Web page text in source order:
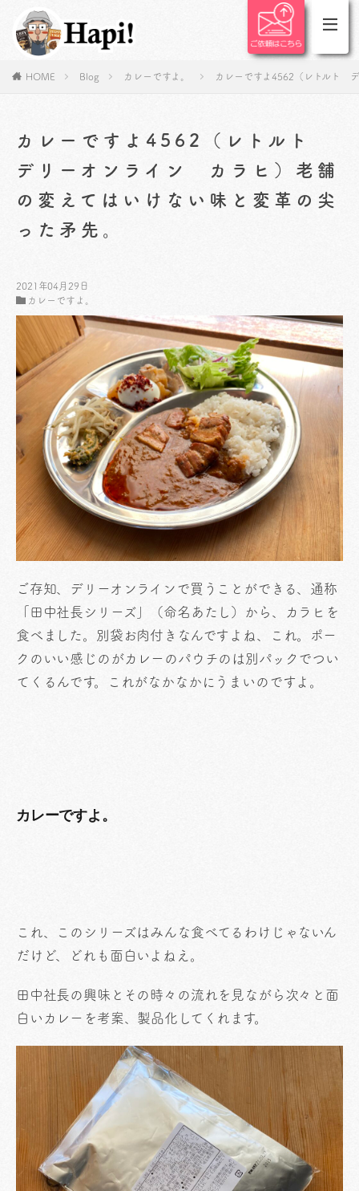
HOME Blog カレーですよ。 カレーですよ4562（レトルト
カレーですよ4562（レトルト
デリーオンライン カラヒ）老舗
の変えてはいけない味と変革の尖
った矛先。
2021年04月29日
カレーですよ。
ご存知、デリーオンラインで買うことができる、通称
「田中社長シリーズ」（命名あたし）から、カラヒを
食べました。別袋お肉付きなんですよね、これ。ポー
クのいい感じのがカレーのパウチのは別パックでつい
てくるんです。これがなかなかにうまいのですよ。
カレーですよ。
これ、このシリーズはみんな食べてるわけじゃないん
だけど、どれも面白いよねえ。
田中社長の興味とその時々の流れを見ながら次々と面
白いカレーを考案、製品化してくれます。